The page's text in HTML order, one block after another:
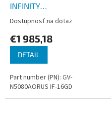
INFINITY
16G/Gaming/16GB/GDDR7
Dostupnosť na dotaz
€1 985,18
DETAIL
Part number (PN): GV-
N5080AORUS IF-16GD